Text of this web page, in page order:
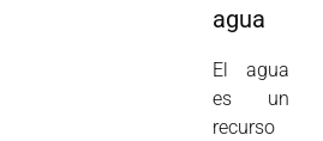
agua
El agua
es un
recurso